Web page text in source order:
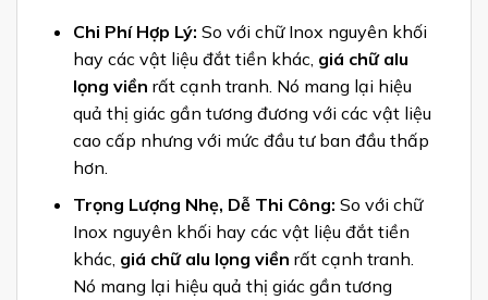
Chi Phí Hợp Lý: So với chữ Inox nguyên khối
hay các vật liệu đắt tiền khác, giá chữ alu
lọng viền rất cạnh tranh. Nó mang lại hiệu
quả thị giác gần tương đương với các vật liệu
cao cấp nhưng với mức đầu tư ban đầu thấp
hơn.
Trọng Lượng Nhẹ, Dễ Thi Công: So với chữ
Inox nguyên khối hay các vật liệu đắt tiền
khác, giá chữ alu lọng viền rất cạnh tranh.
Nó mang lại hiệu quả thị giác gần tương